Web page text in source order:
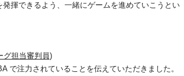
揮できるよう、一緒にゲームを進めていこうとい
グ担当審判員)
注力されていることを伝えていただきました。